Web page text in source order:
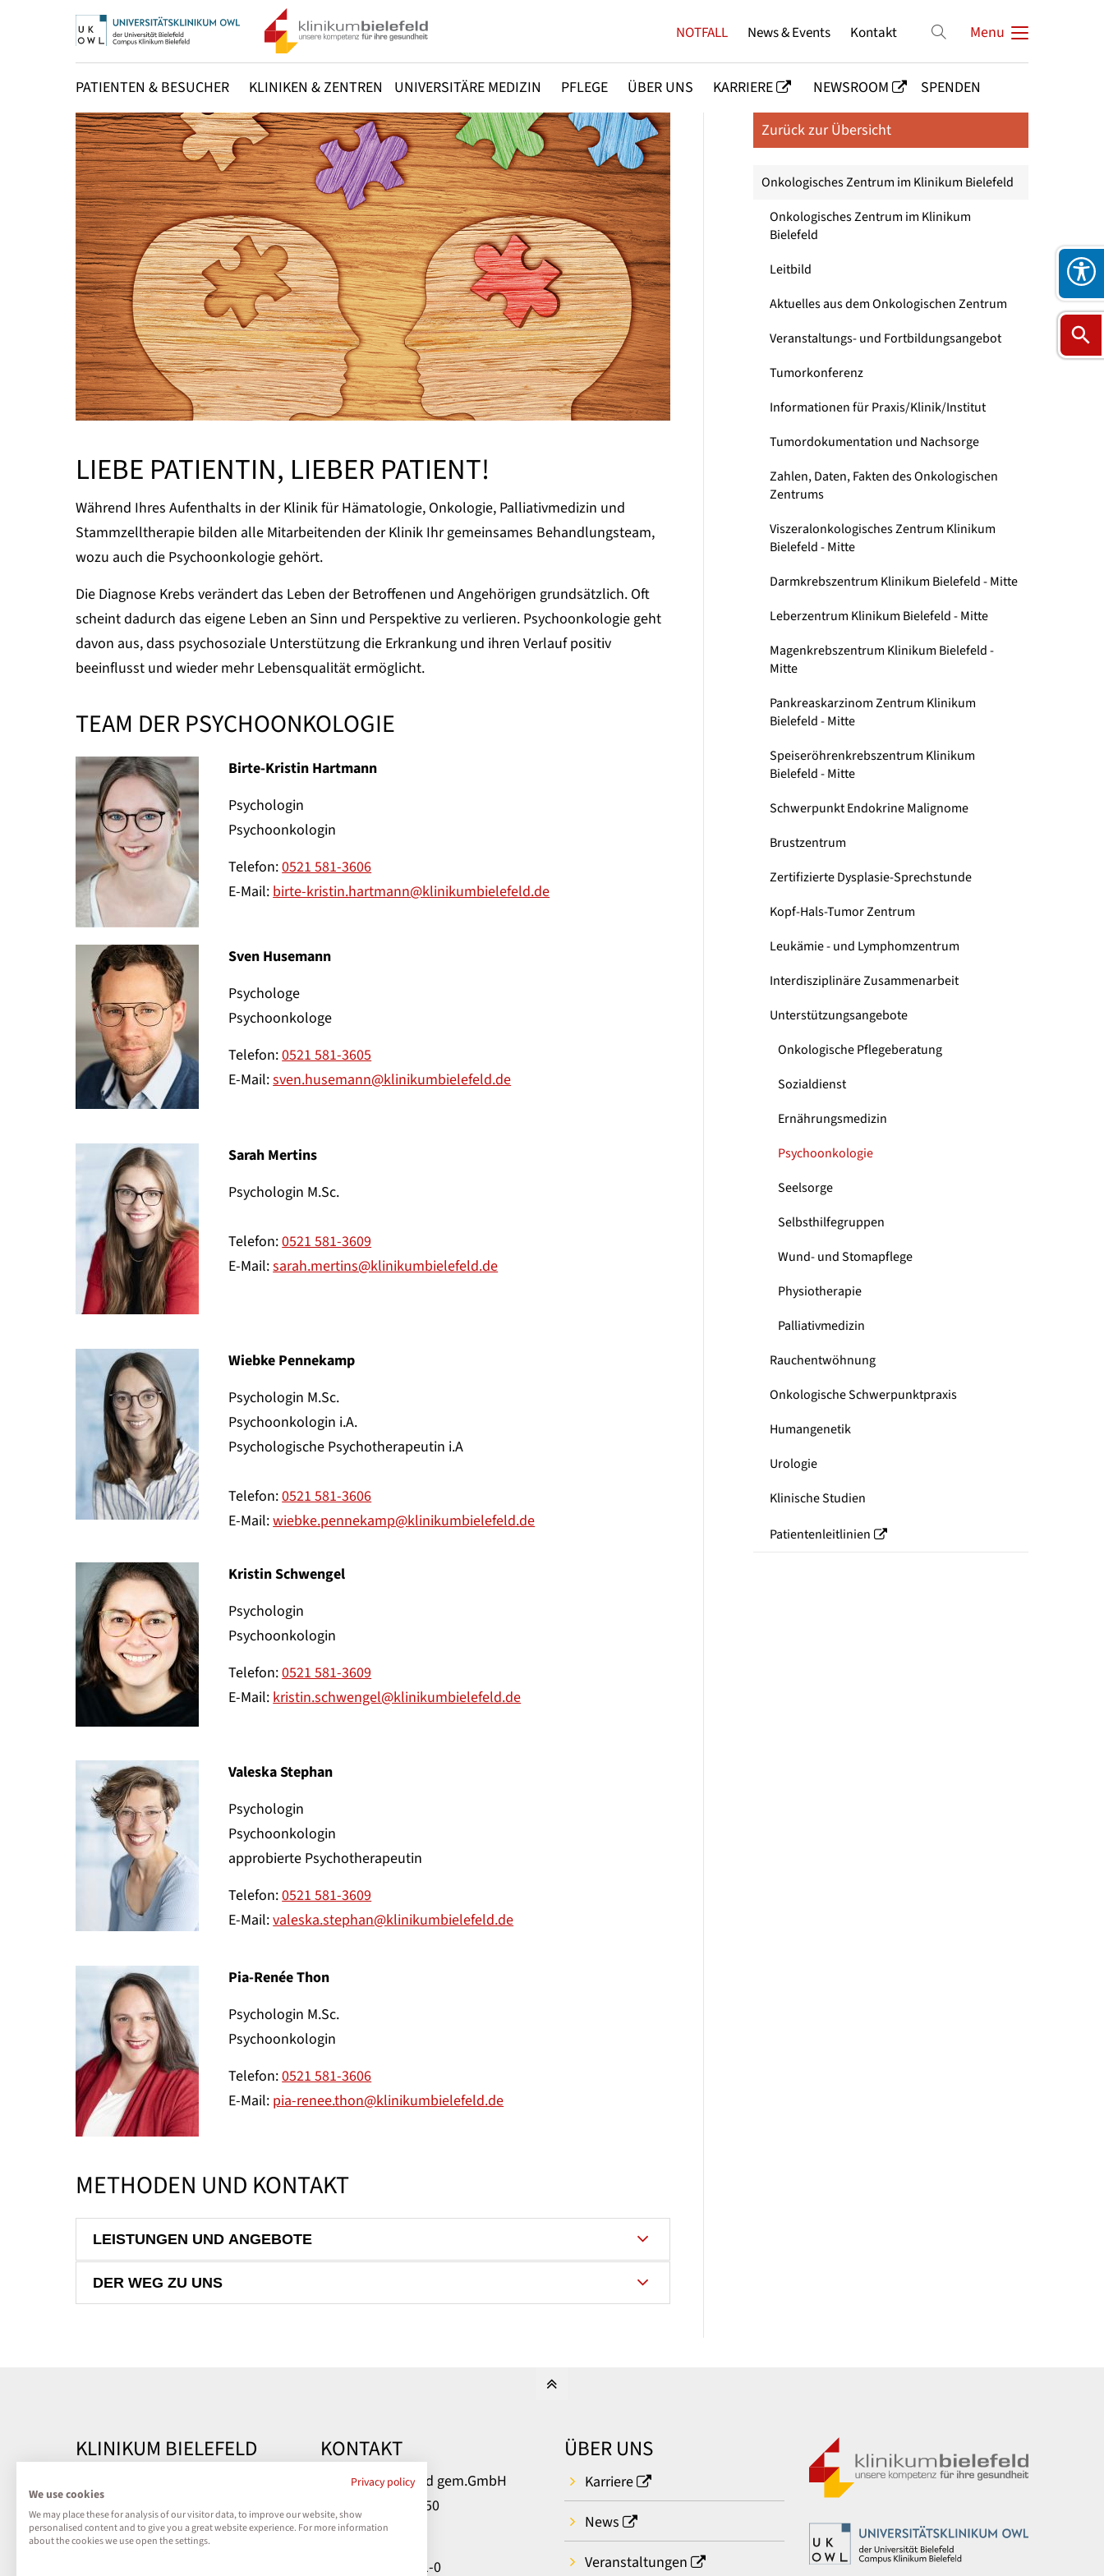
Menu
PATIENTEN & BESUCHER KLINIKEN & ZENTREN UNIVERSITÄRE MEDIZIN PFLEGE ÜBER UNS KARRIERE NEWSROOM SPENDEN
NOTFALL News & Events Kontakt
LIEBE PATIENTIN, LIEBER PATIENT!
Während Ihres Aufenthalts in der Klinik für Hämatologie, Onkologie, Palliativmedizin und
Stammzelltherapie bilden alle Mitarbeitenden der Klinik Ihr gemeinsames Behandlungsteam,
wozu auch die Psychoonkologie gehört.
Die Diagnose Krebs verändert das Leben der Betroffenen und Angehörigen grundsätzlich. Oft
scheint dadurch das eigene Leben an Sinn und Perspektive zu verlieren. Psychoonkologie geht
davon aus, dass psychosoziale Unterstützung die Erkrankung und ihren Verlauf positiv
beeinflusst und wieder mehr Lebensqualität ermöglicht.
TEAM DER PSYCHOONKOLOGIE
Birte-Kristin Hartmann
Psychologin
Psychoonkologin
Telefon:0521 581-3606
E-Mail: birte-kristin.hartmann@klinikumbielefeld.de
Sven Husemann
Psychologe
Psychoonkologe
Telefon:0521 581-3605
E-Mail:sven.husemann@klinikumbielefeld.de
Sarah Mertins
Psychologin M.Sc.
Telefon:0521 581-3609
E-Mail:sarah.mertins@klinikumbielefeld.de
Wiebke Pennekamp
Psychologin M.Sc.
Psychoonkologin i.A.
Psychologische Psychotherapeutin i.A
Telefon:0521 581-3606
E-Mail:wiebke.pennekamp@klinikumbielefeld.de
Kristin Schwengel
Psychologin
Psychoonkologin
Telefon:0521 581-3609
E-Mail: kristin.schwengel@klinikumbielefeld.de
Valeska Stephan
Psychologin
Psychoonkologin
approbierte Psychotherapeutin
Telefon:0521 581-3609
E-Mail:valeska.stephan@klinikumbielefeld.de
Pia-Renée Thon
Psychologin M.Sc.
Psychoonkologin
Telefon:0521 581-3606
E-Mail: pia-renee.thon@klinikumbielefeld.de
METHODEN UND KONTAKT
LEISTUNGEN UND ANGEBOTE
DER WEG ZU UNS
Zurück zur Übersicht
Onkologisches Zentrum im Klinikum Bielefeld
Onkologisches Zentrum im Klinikum
Bielefeld
Leitbild
Aktuelles aus dem Onkologischen Zentrum
Veranstaltungs- und Fortbildungsangebot
Tumorkonferenz
Informationen für Praxis/Klinik/Institut
Tumordokumentation und Nachsorge
Zahlen, Daten, Fakten des Onkologischen
Zentrums
Viszeralonkologisches Zentrum Klinikum
Bielefeld - Mitte
Darmkrebszentrum Klinikum Bielefeld - Mitte
Leberzentrum Klinikum Bielefeld - Mitte
Magenkrebszentrum Klinikum Bielefeld -
Mitte
Pankreaskarzinom Zentrum Klinikum
Bielefeld - Mitte
Speiseröhrenkrebszentrum Klinikum
Bielefeld - Mitte
Schwerpunkt Endokrine Malignome
Brustzentrum
Zertifizierte Dysplasie-Sprechstunde
Kopf-Hals-Tumor Zentrum
Leukämie - und Lymphomzentrum
Interdisziplinäre Zusammenarbeit
Unterstützungsangebote
Onkologische Pflegeberatung
Sozialdienst
Ernährungsmedizin
Psychoonkologie
Seelsorge
Selbsthilfegruppen
Wund- und Stomapflege
Physiotherapie
Palliativmedizin
Rauchentwöhnung
Onkologische Schwerpunktpraxis
Humangenetik
Urologie
Klinische Studien
Patientenleitlinien
KLINIKUM BIELEFELD
Impressum
KONTAKT
Klinikum Bielefeld gem.GmbH
Teutoburger Str. 50
33604 Bielefeld
Telefon: 0521 581-0
ÜBER UNS
Karriere
News
Veranstaltungen
Privacy policy
We use cookies
We may place these for analysis of our visitor data, to improve our website, show
personalised content and to give you a great website experience. For more information
about the cookies we use open the settings.